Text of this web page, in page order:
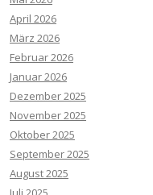
April 2026
März 2026
Februar 2026
Januar 2026
Dezember 2025
November 2025
Oktober 2025
September 2025
August 2025